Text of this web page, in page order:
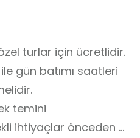
turlar için ücretlidir.
gün batımı saatleri
temini
ihtiyaçlar önceden